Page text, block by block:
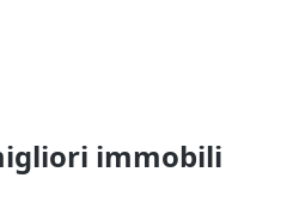
immobili